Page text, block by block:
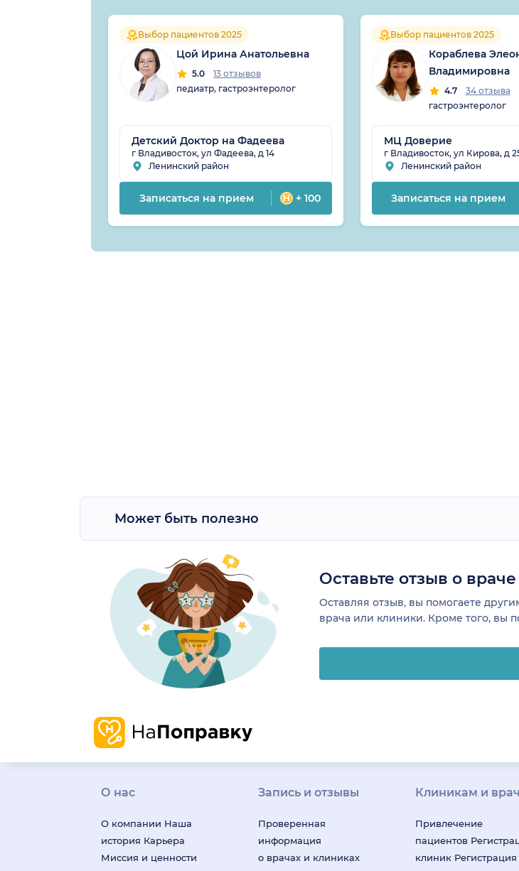
Выбор пациентов 2025
Цой Ирина Анатольевна
5.0
13 отзывов
педиатр, гастроэнтеролог
Детский Доктор на Фадеева
г Владивосток, ул Фадеева, д 14
Ленинский район
Записаться на прием + 100
Выбор пациентов 2025
Кораблева
Владимировна
4.7
34 отзыва
гастроэнтеролог
МЦ Доверие
г Владивосток, ул Кирова, д
Ленинский район
Записаться на прием
Может быть полезно
Оставьте отзыв о
Оставляя отзыв, вы помогаете
врача или клиники. Кроме того, вы
О нас
О компании Наша
история Карьера
Миссия и ценности
Запись и отзывы
Проверенная
информация
о врачах и клиниках
Клиникам и
Привлечение
пациентов
клиник Регистрация